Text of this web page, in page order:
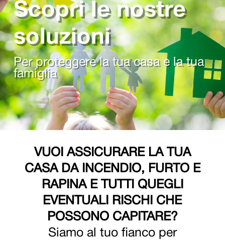
Scopri le nostre
soluzioni
Per proteggere la tua casa e la tua
famiglia
VUOI ASSICURARE LA TUA
CASA DA INCENDIO, FURTO E
RAPINA E TUTTI QUEGLI
EVENTUALI RISCHI CHE
POSSONO CAPITARE?
Siamo al tuo fianco per